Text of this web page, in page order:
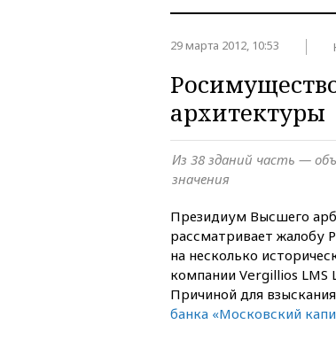
29 марта 2012, 10:53
архитектуры
Из 38 зданий часть —
значения
Президиум Высшего
рассматривает жалобу
на несколько
компании Vergillios LMS
Причиной для
банка «Московский